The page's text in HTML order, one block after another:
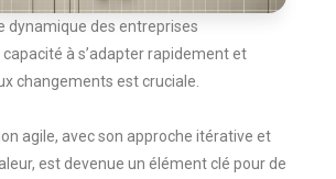
dynamique des entreprises
capacité à s’adapter rapidement et
changements est cruciale.
agile, avec son approche itérative et
est devenue un élément clé pour de